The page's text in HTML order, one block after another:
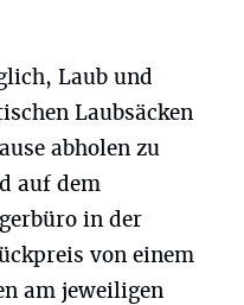
Laub und
Laubsäcken
abholen zu
auf dem
in der
von einem
am jeweiligen